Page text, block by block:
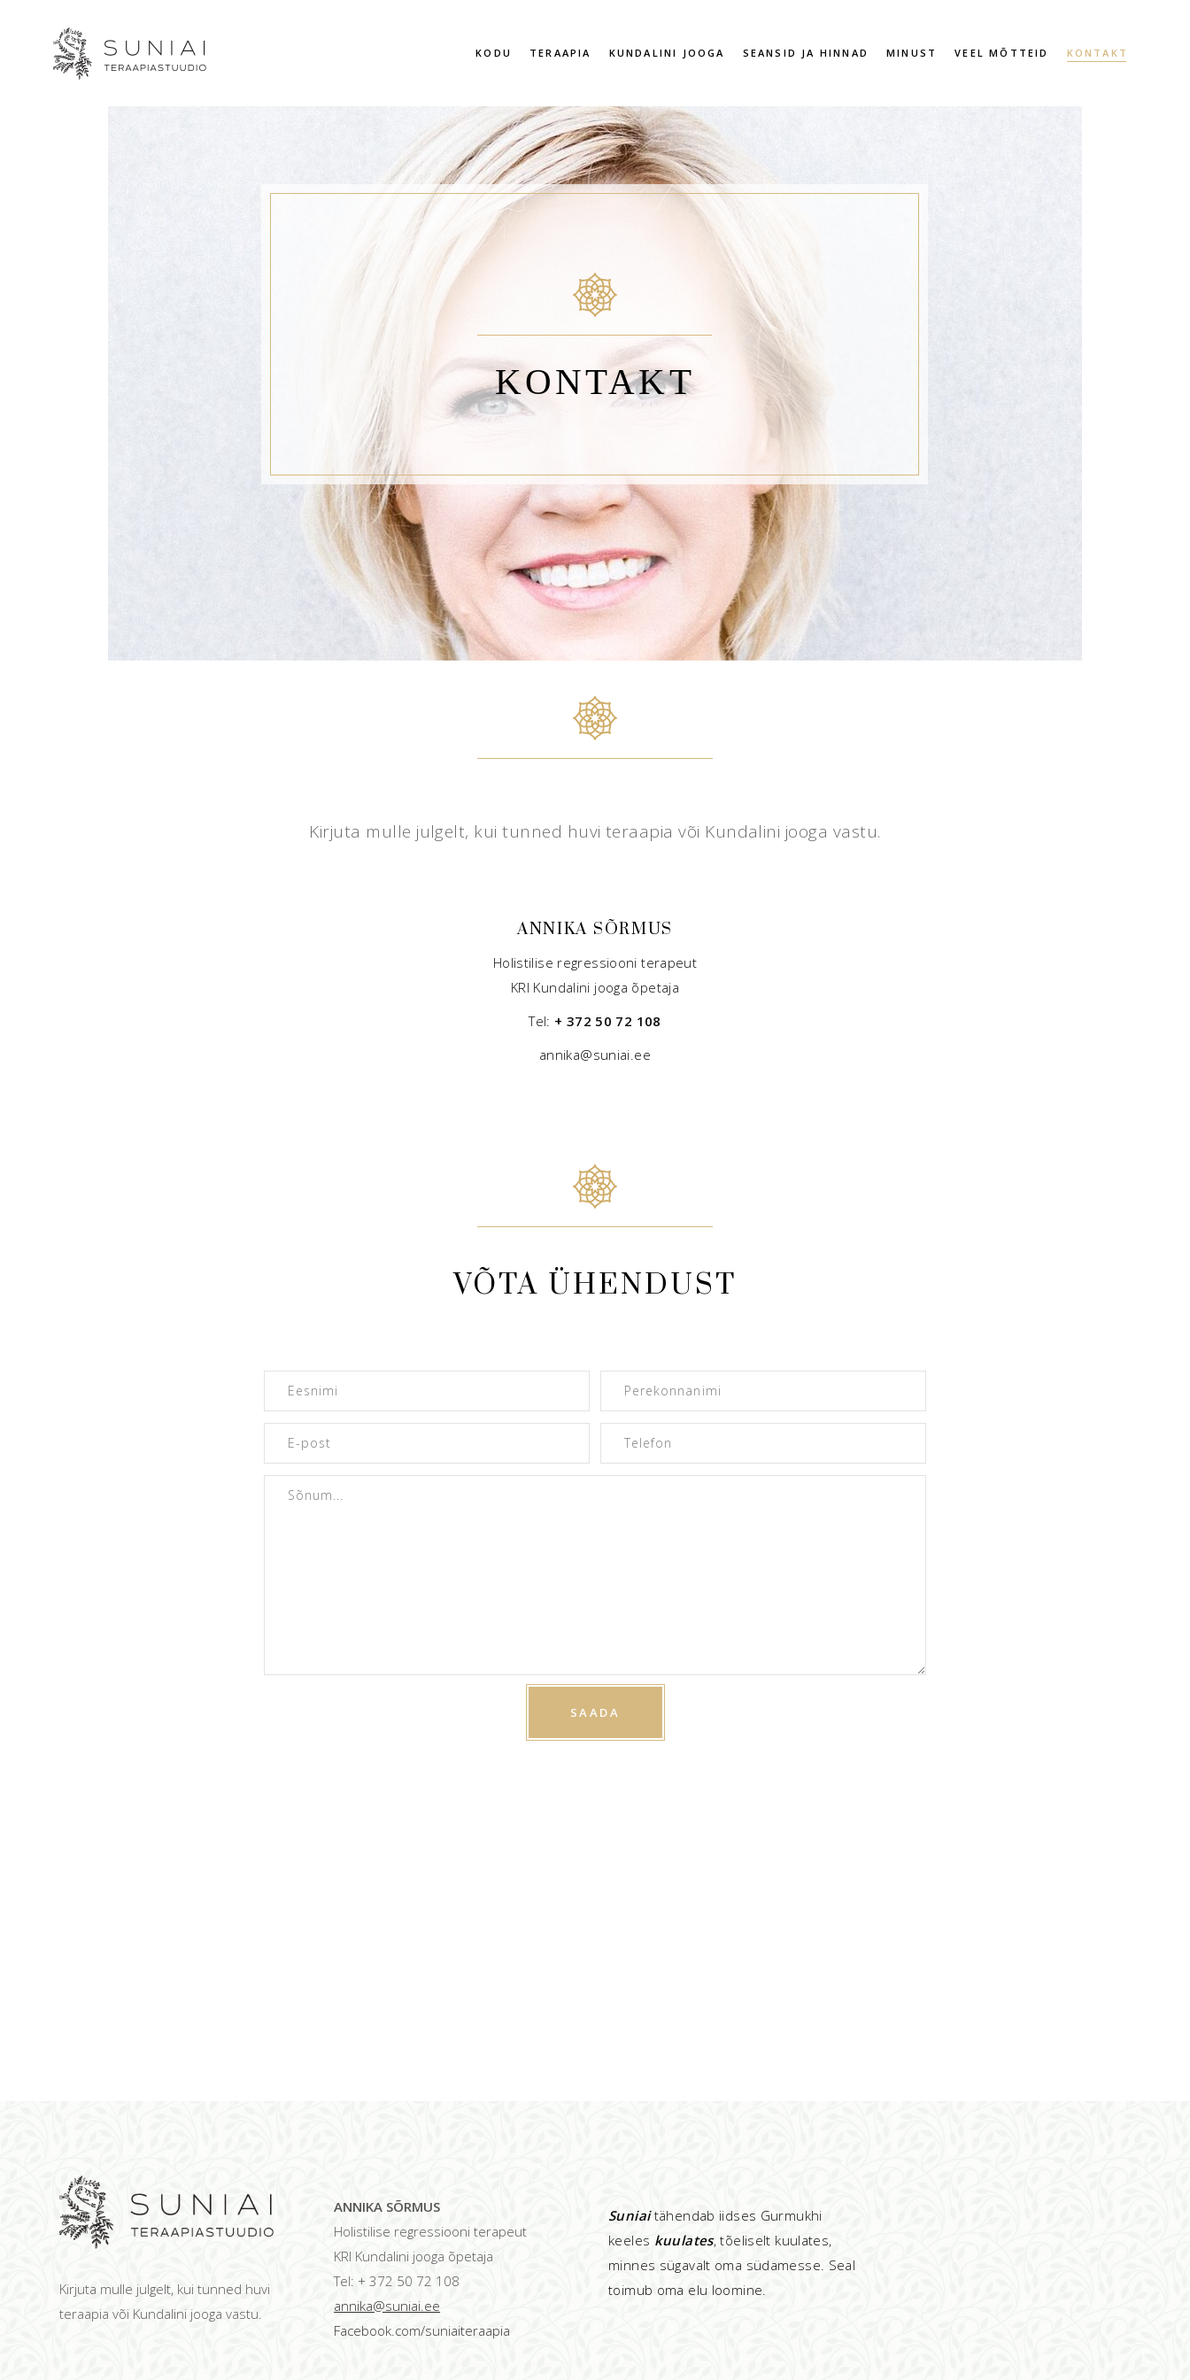
KODU TERAAPIA KUNDALINI JOOGA SEANSID JA HINNAD MINUST VEEL MÕTTEID KONTAKT
KONTAKT
Kirjuta mulle julgelt, kui tunned huvi teraapia või Kundalini jooga vastu.
ANNIKA SÕRMUS
Holistilise regressiooni terapeut
KRI Kundalini jooga õpetaja
Tel: + 372 50 72 108
annika@suniai.ee
VÕTA ÜHENDUST
Kirjuta mulle julgelt, kui tunned huvi
teraapia või Kundalini jooga vastu.
ANNIKA SÕRMUS
Holistilise regressiooni terapeut
KRI Kundalini jooga õpetaja
Tel: + 372 50 72 108
annika@suniai.ee
Facebook.com/suniaiteraapia
Suniaitähendab iidses Gurmukhi
keeles kuulates, tõeliselt kuulates,
minnes sügavalt oma südamesse. Seal
toimub oma elu loomine.